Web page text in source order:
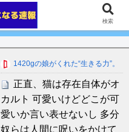
1420gの娘がくれた“生きる力”。
正直、猫は存在自体がオ
カルト 可愛いけどどこが可
愛いか言い表せないし 多分
奴らは人間に呪いをかけて
検索